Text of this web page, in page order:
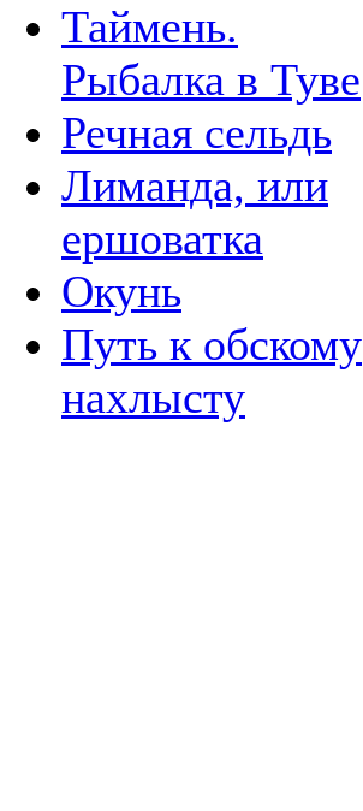
Таймень.
Рыбалка в Туве
Речная сельдь
Лиманда, или
ершоватка
Окунь
Путь к обскому
нахлысту